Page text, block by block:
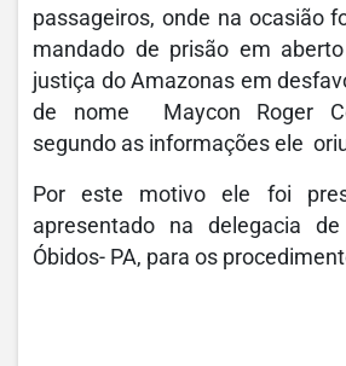
passageiros, onde na ocasião
mandado de prisão em
justiça do Amazonas em
de nome Maycon Roger
segundo as informações ele
Por este motivo ele foi
apresentado na delegacia
Óbidos- PA, para os